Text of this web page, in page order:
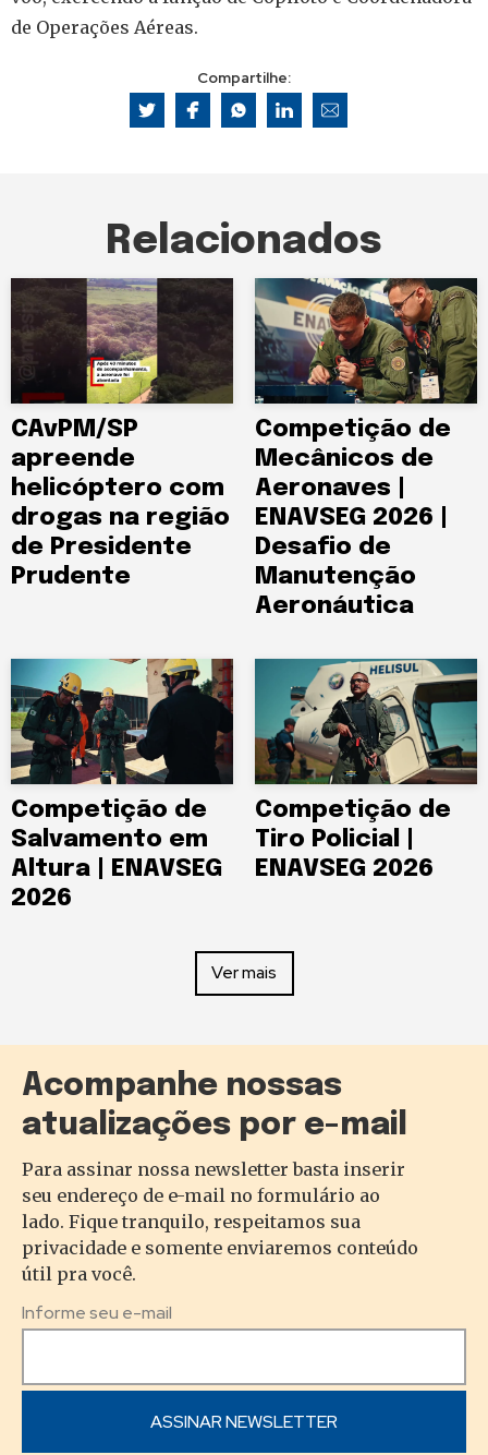
de Operações Aéreas.
Compartilhe:
Relacionados
CAvPM/SP
apreende
helicóptero com
drogas na região
de Presidente
Prudente
Competição de
Mecânicos de
Aeronaves |
ENAVSEG 2026 |
Desafio de
Manutenção
Aeronáutica
Competição de
Salvamento em
Altura | ENAVSEG
2026
Competição de
Tiro Policial |
ENAVSEG 2026
Ver mais
Acompanhe nossas
atualizações por e-mail
Para assinar nossa newsletter basta inserir
seu endereço de e-mail no formulário ao
lado. Fique tranquilo, respeitamos sua
privacidade e somente enviaremos conteúdo
útil pra você.
Informe seu e-mail